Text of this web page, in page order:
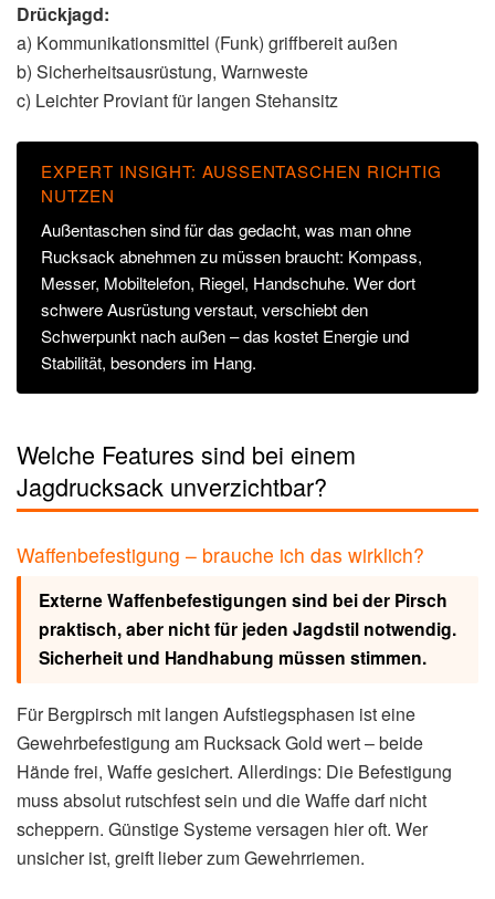
Drückjagd:
a) Kommunikationsmittel (Funk) griffbereit außen
b) Sicherheitsausrüstung, Warnweste
c) Leichter Proviant für langen Stehansitz
EXPERT INSIGHT: AUSSENTASCHEN RICHTIG N
UTZEN
Außentaschen sind für das gedacht, was man ohne
Rucksack abnehmen zu müssen braucht: Kompass,
Messer, Mobiltelefon, Riegel, Handschuhe. Wer dort
schwere Ausrüstung verstaut, verschiebt den
Schwerpunkt nach außen – das kostet Energie und
Stabilität, besonders im Hang.
Welche Features sind bei einem
Jagdrucksack unverzichtbar?
Waffenbefestigung – brauche ich das wirklich?
Externe Waffenbefestigungen sind bei der Pirsch
praktisch, aber nicht für jeden Jagdstil notwendig.
Sicherheit und Handhabung müssen stimmen.
Für Bergpirsch mit langen Aufstiegsphasen ist eine
Gewehrbefestigung am Rucksack Gold wert – beide
Hände frei, Waffe gesichert. Allerdings: Die Befestigung
muss absolut rutschfest sein und die Waffe darf nicht
scheppern. Günstige Systeme versagen hier oft. Wer
unsicher ist, greift lieber zum Gewehrriemen.